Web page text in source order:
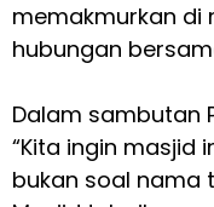
memakmurkan di
hubungan
Dalam sambutan
“Kita ingin masjid
bukan soal nama